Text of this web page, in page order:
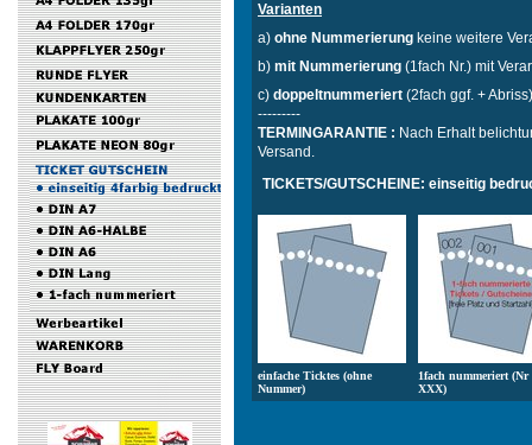
Varianten
a) ohne Nummerierung keine weitere
b) mit Nummerierung (1fach Nr.) mit
c) doppeltnummeriert (2fach ggf. +
---------
TERMINGARANTIE : Nach Erhalt
Versand.
TICKETS/GUTSCHEINE: einseitig
einfache Ticktes (ohne
Nummer)
1fach nummeriert (Nr
XXX)